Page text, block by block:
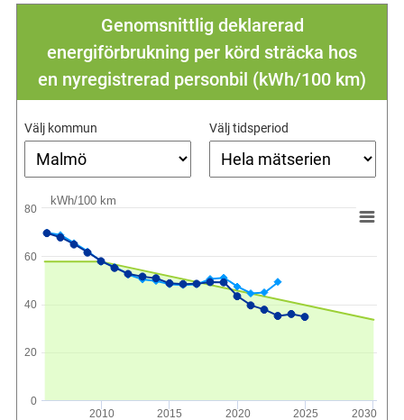
Genomsnittlig deklarerad
energiförbrukning per körd sträcka hos
en nyregistrerad personbil (kWh/100 km)
Välj kommun Välj tidsperiod
kWh/100 km
2010 2015 2020 2025 2030
0
20
40
60
80